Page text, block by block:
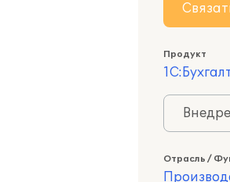
Продукт
Отрасль /